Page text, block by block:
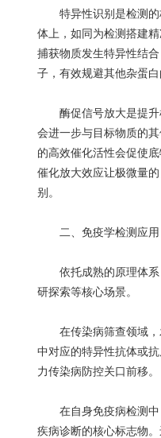
特异性识别是检测的
体上，如同为检测搭建
捕获物质发生特异性结
子，有效规避其他杂蛋
酶促信号放大是提升
会进一步与目标物质的
的高效催化活性会促使
催化放大效应让极微量
别。
二、免疫学检测应用
依托成熟的原理体系
研探索等核心场景。
在传染病筛查领域，
中对应的特异性抗体或
力传染病防控关口前移。
在自身免疫病检测中
疾病诊断的核心标志物